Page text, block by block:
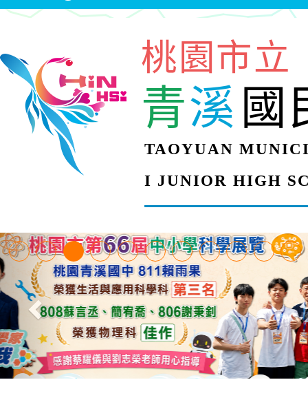
桃園市立
青溪 國
TAOYUAN
I JUNIOR HIGH
【選舉公告】本校115
評審委員會」及「教師
【甄選結果(第13招)】